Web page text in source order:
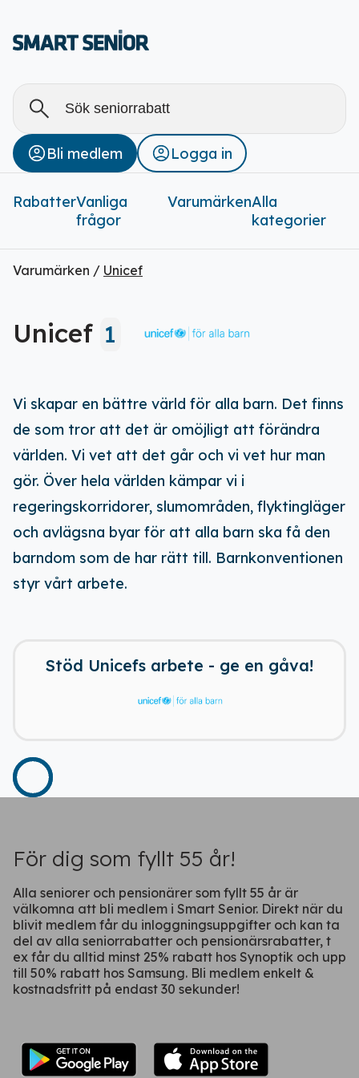
Alla
Rabatter (0)
Bli medlem Logga in
RabatterVanliga
frågor
VarumärkenAlla
kategorier
Varumärken / Unicef
Unicef 1
Vi skapar en bättre värld för alla barn. Det finns
de som tror att det är omöjligt att förändra
världen. Vi vet att det går och vi vet hur man
gör. Över hela världen kämpar vi i
regeringskorridorer, slumområden, flyktingläger
och avlägsna byar för att alla barn ska få den
barndom som de har rätt till. Barnkonventionen
styr vårt arbete.
Stöd Unicefs arbete - ge en gåva!
För dig som fyllt 55 år!
Alla seniorer och pensionärer som fyllt 55 år är
välkomna att bli medlem i Smart Senior. Direkt när du
blivit medlem får du inloggningsuppgifter och kan ta
del av alla seniorrabatter och pensionärsrabatter, t
ex får du alltid minst 25% rabatt hos Synoptik och upp
till 50% rabatt hos Samsung. Bli medlem enkelt &
kostnadsfritt på endast 30 sekunder!
Få tillgång till alla rabatter i din
ficka